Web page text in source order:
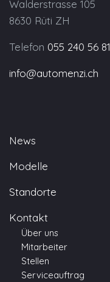
Walderstrasse 105
8630 Rüti ZH
Telefon 055 240 56 81
info@automenzi.ch
News
Modelle
Standorte
Kontakt
Über uns
Mitarbeiter
Stellen
Serviceauftrag